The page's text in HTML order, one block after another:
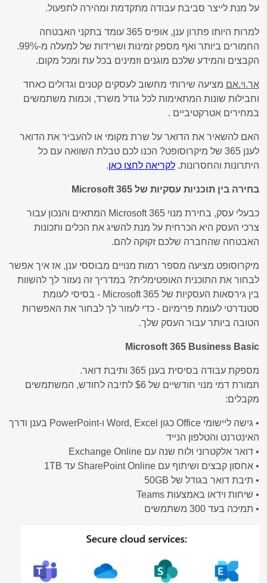
על מנת לייצר סביבת עבודה מתקדמת ומהירה לתפעול.
למרות היותו פתרון ענן, אופיס 365 עומד בתקני האבטחה
החמורים ביותר ואף מספק זמינות ושרידות של למעלה מ-99%.
הקבצים והמידע שלכם מוגנים וזמינים בכל עת ומכל מקום.
אר.וי.אם מציעה שירותי מחשוב לעסקים קטנים וגדולים כאחד
וחבילות שונות המתאימות לכל גודל משרד, וכמות משתמשים
במחירים אטרקטיביים .
האם להשאיר את הדואר על שרת מקומי או להעביר את הדואר
לענן 365 של מיקרוסופט? הכנו לכם טבלת השוואה עם כל
היתרונות והחסרונות.לקריאה לחצו כאן.
בחירה בין תוכניות עסקיות של Microsoft 365
כבעלי עסק, בחירת מנוי Microsoft 365 המתאים והנכון עבור
צרכי העסק היא הכרחית על מנת להשיג את הכלים ותכונות
האבטחה שהחברה שלכם זקוקה להם.
מיקרוסופט מציעה מספר רמות מנויים מבוססי ענן, אז איך אפשר
לבחור את התוכנית האופטימלית? במדריך זה נעזור לך להשוות
בין גירסאות העסקיות של Microsoft 365 - בסיסי לעומת
סטנדרטי לעומת פרימיום - כדי לעזור לך לבחור את האפשרות
הטובה ביותר עבור העסק שלך.
Microsoft 365 Business Basic
מספקת עבודה בסיסית בענן 365 ותיבת דואר.
תמורת דמי מנוי חודשיים של $6 לתיבה לחודש, המשתמשים
מקבלים:
• גישה ליישומי Office כגון Word, Excel ו-PowerPoint בענן ודרך
האינטרנט והטלפון הנייד
• דואר אלקטרוני ולוח שנה עם Exchange Online
• אחסון קבצים ושיתוף עם SharePoint Online עד 1TB
• תיבת דואר בגודל של 50GB
• שיחות וידאו באמצעות Teams
• תמיכה בעד 300 משתמשים